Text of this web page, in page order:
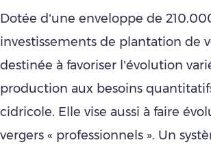
Dotée d’une enveloppe de
investissements de plantation de
destinée à favoriser l’évolution
production aux besoins
cidricole. Elle vise aussi à faire
vergers « professionnels ». Un